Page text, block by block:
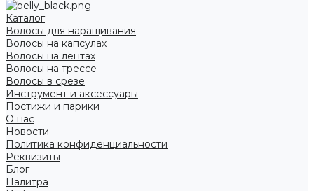
Каталог
Волосы для наращивания
Волосы на капсулах
Волосы на лентах
Волосы на трессе
Волосы в срезе
Инструмент и аксессуары
Постижи и парики
О нас
Новости
Политика конфиденциальности
Реквизиты
Блог
Палитра